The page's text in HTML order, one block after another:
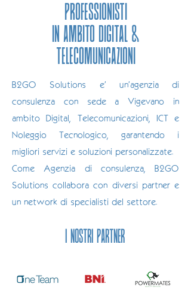
PROFESSIONISTI
IN AMBITO DIGITAL &
TELECOMUNICAZIONI
B2GO Solutions e' un’agenzia di
consulenza con sede a Vigevano in
ambito Digital, Telecomunicazioni, ICT e
Noleggio Tecnologico, garantendo i
migliori servizi e soluzioni personalizzate.
Come Agenzia di consulenza, B2GO
Solutions collabora con diversi partner e
un network di specialisti del settore.
I NOSTRI PARTNER